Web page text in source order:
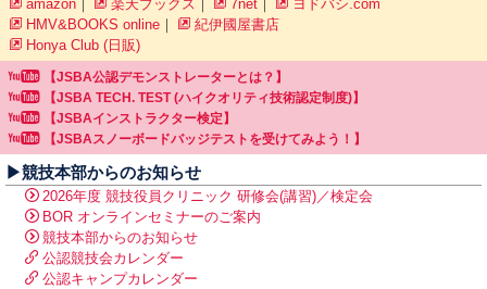
amazon ｜ 楽天ブックス ｜ 7net ｜
ヨドバシ.com
HMV&BOOKS online ｜
紀伊國屋書店
Honya Club (日販)
【JSBA公認デモンストレーターとは？】
【JSBA TECH. TEST (ハイクオリティ技術認定制度)】
【JSBAインストラクター検定】
【JSBAスノーボードバッジテストを受けてみよう！】
▶競技本部からのお知らせ
2026年度 競技役員クリニック 研修会(講習)／検定会
BOR オンラインセミナーのご案内
競技本部からのお知らせ
公認競技会カレンダー
公認キャンプカレンダー